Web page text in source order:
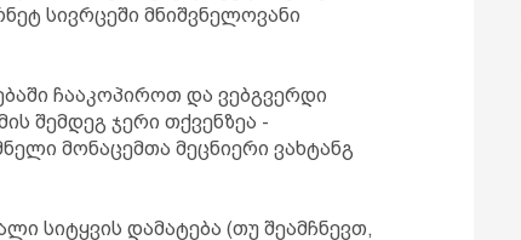
სივრცეში მნიშვნელოვანი
ჩააკოპიროთ და ვებგვერდი
შემდეგ ჯერი თქვენზეა -
მონაცემთა მეცნიერი ვახტანგ
სიტყვის დამატება (თუ შეამჩნევთ,